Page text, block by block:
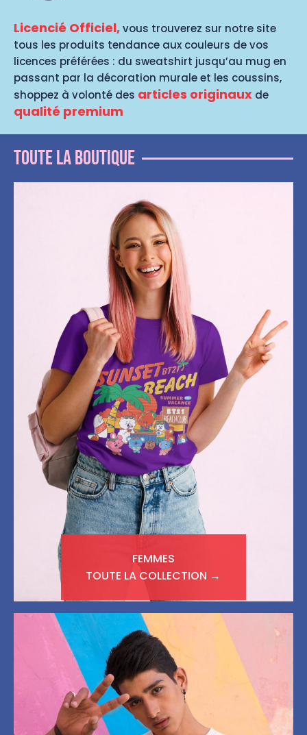
Licencié Officiel,vous trouverez sur notre site
tous les produits tendance aux couleurs de vos
licences préférées : du sweatshirt jusqu’au mug en
passant par la décoration murale et les coussins,
shoppez à volonté des articles originaux de
qualité premium
Toute la boutique
FEMMES
TOUTE LA COLLECTION →